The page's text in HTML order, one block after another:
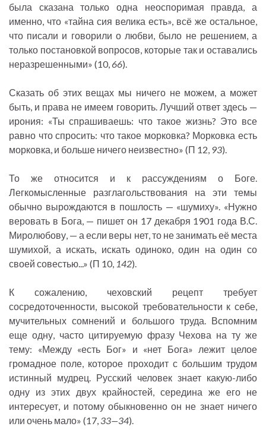
была сказана только одна неоспоримая правда, а
именно, что «тайна сия велика есть», всё же остальное,
что писали и говорили о любви, было не решением, а
только постановкой вопросов, которые так и оставались
неразрешенными» (10,66).
Сказать об этих вещах мы ничего не можем, а может
быть, и права не имеем говорить. Лучший ответ здесь —
ирония: «Ты спрашиваешь: что такое жизнь? Это все
равно что спросить: что такое морковка? Морковка есть
морковка, и больше ничего неизвестно» (П 12, 93).
То же относится и к рассуждениям о Боге.
Легкомысленные разглагольствования на эти темы
обычно вырождаются в пошлость — «шумиху». «Нужно
веровать в Бога, — пишет он 17 декабря 1901 года В.С.
Миролюбову, — а если веры нет, то не занимать её места
шумихой, а искать, искать одиноко, один на один со
своей совестью...» (П 10, 142).
К сожалению, чеховский рецепт требует
сосредоточенности, высокой требовательности к себе,
мучительных сомнений и большого труда. Вспомним
еще одну, часто цитируемую фразу Чехова на ту же
тему: «Между «есть Бог» и «нет Бога» лежит целое
громадное поле, которое проходит с большим трудом
истинный мудрец. Русский человек знает какую-либо
одну из этих двух крайностей, середина же его не
интересует, и потому обыкновенно он не знает ничего
или очень мало» (17, 33—34).